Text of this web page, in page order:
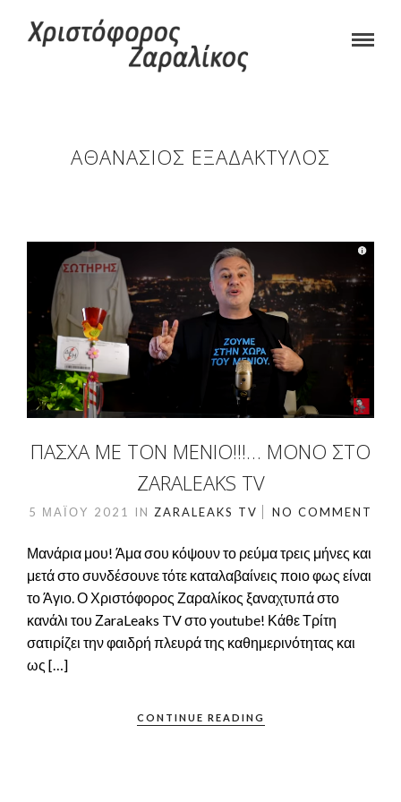
ΑΘΑΝΆΣΙΟΣ ΕΞΑΔΆΚΤΥΛΟΣ
ΠΆΣΧΑ ΜΕ ΤΟΝ ΜΈΝΙΟ!!!… ΜΌΝΟ ΣΤΟ
ZARALEAKS TV
5 ΜΑΪ́ΟΥ 2021 IN ZARALEAKS TV NO COMMENT
Μανάρια μου! Άμα σου κόψουν το ρεύμα τρεις μήνες και
μετά στο συνδέσουνε τότε καταλαβαίνεις ποιο φως είναι
το Άγιο. Ο Χριστόφορος Ζαραλίκος ξαναχτυπά στο
κανάλι του ΖaraLeaks TV στο youtube! Κάθε Τρίτη
σατιρίζει την φαιδρή πλευρά της καθημερινότητας και
ως […]
CONTINUE READING